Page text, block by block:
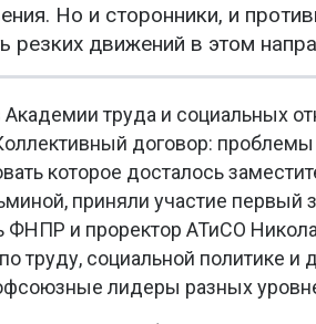
Но и сторонники, и
резких движений в этом
труда и социальных
договор:
которое досталось
приняли участие
ФНПР и проректор АТиСО
труду, социальной политике
лидеры разных